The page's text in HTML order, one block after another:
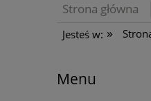
Strona główna
Jesteś w: »
Menu